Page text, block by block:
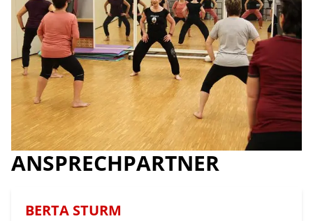
ANSPRECHPARTNER
BERTA STURM